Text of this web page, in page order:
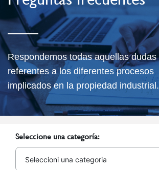
Respondemos todas aquellas dudas
referentes a los diferentes procesos
implicados en la propiedad industrial.
Seleccione una categoría: